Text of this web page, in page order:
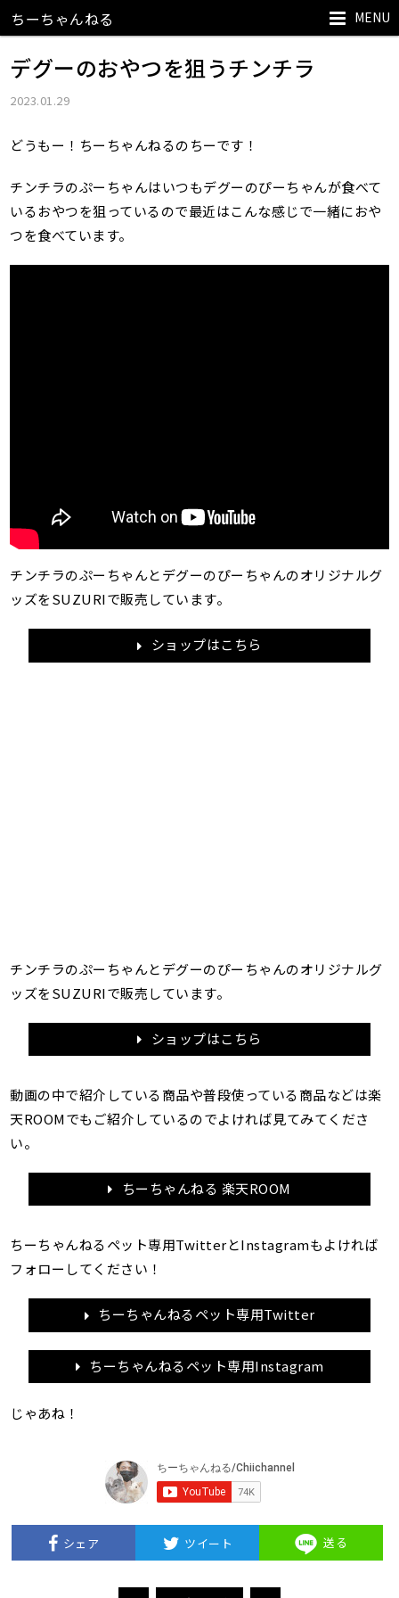
MENU
ちーちゃんねる
デグーのおやつを狙うチンチラ
2023.01.29
どうもー！ちーちゃんねるのちーです！
チンチラのぷーちゃんはいつもデグーのぴーちゃんが食べて
いるおやつを狙っているので最近はこんな感じで一緒におや
つを食べています。
チンチラのぷーちゃんとデグーのぴーちゃんのオリジナルグ
ッズをSUZURIで販売しています。
ショップはこちら
チンチラのぷーちゃんとデグーのぴーちゃんのオリジナルグ
ッズをSUZURIで販売しています。
ショップはこちら
動画の中で紹介している商品や普段使っている商品などは楽
天ROOMでもご紹介しているのでよければ見てみてくださ
い。
ちーちゃんねる 楽天ROOM
ちーちゃんねるペット専用TwitterとInstagramもよければ
フォローしてください！
ちーちゃんねるペット専用Twitter
ちーちゃんねるペット専用Instagram
じゃあね！
シェア ツイート 送る